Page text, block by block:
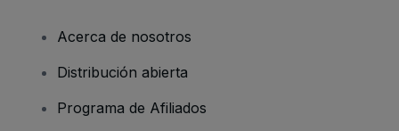
Acerca de nosotros
Distribución abierta
Programa de Afiliados